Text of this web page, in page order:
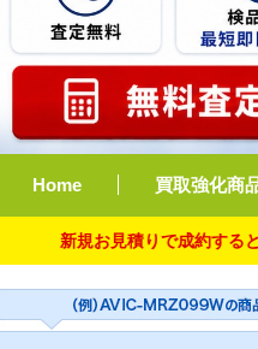
Home 買取強化商
新規お見積りで成約すると10,000